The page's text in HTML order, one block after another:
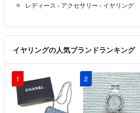
レディース › アクセサリー › イヤリング
イヤリングの人気ブランドランキング
1 2